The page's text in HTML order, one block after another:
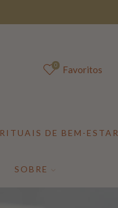
0 Favoritos
RITUAIS DE BEM-ESTAR
SOBRE